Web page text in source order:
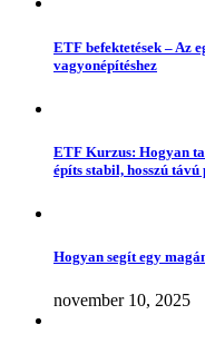
ETF befektetések – Az
vagyonépítéshez
ETF Kurzus: Hogyan
építs stabil, hosszú
Hogyan segít egy
november 10, 2025